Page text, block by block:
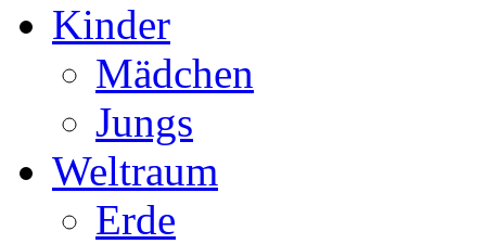
Kinder
Mädchen
Jungs
Weltraum
Erde